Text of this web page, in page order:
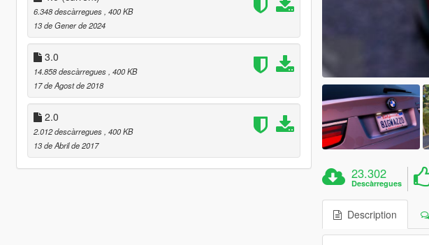
6.348 descàrregues , 400 KB
13 de Gener de 2024
3.0
14.858 descàrregues , 400 KB
17 de Agost de 2018
2.0
2.012 descàrregues , 400 KB
13 de Abril de 2017
23.302
Descàrregues
Description